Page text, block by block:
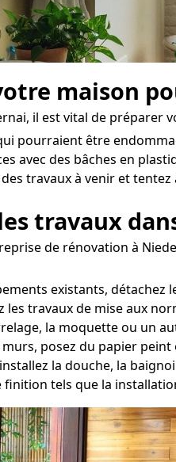
maison
il est vital de
pourraient être
avec des bâches en
travaux à venir et
travaux
de rénovation à
existants, détachez
les travaux de mise aux
la moquette ou un
posez du papier
installez la douche, la
finition tels que la